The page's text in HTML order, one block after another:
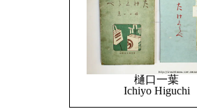
樋口一葉
Ichiyo Higuchi